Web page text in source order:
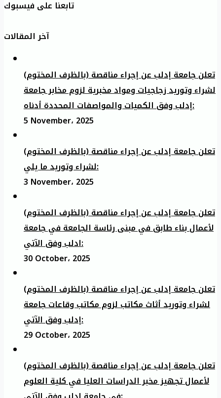
تابعنا على فيسبوك
آخر المقالات
تعلن جامعة إدلب عن إجراء مناقصة (بالظرف المختوم)
لشراء وتوريد زجاجيات ومواد مخبرية لزوم مخابر جامعة
إدلب وفق الكميات والمواصفات المحددة أدناه:
5 November، 2025
تعلن جامعة إدلب عن إجراء مناقصة (بالظرف المختوم)
لشراء وتوريد ما يلي:
3 November، 2025
تعلن جامعة إدلب عن إجراء مناقصة (بالظرف المختوم)
لأعمال بناء طابق في مبنى رئاسة الجامعة في جامعة
ادلب وفق الآتي:
30 October، 2025
تعلن جامعة إدلب عن إجراء مناقصة (بالظرف المختوم)
لشراء وتوريد أثاث مكاتب لزوم مكاتب وقاعات جامعة
إدلب وفق الآتي:
29 October، 2025
تعلن جامعة إدلب عن إجراء مناقصة (بالظرف المختوم)
لأعمال تجهيز مخبر الدراسات العليا في كلية العلوم